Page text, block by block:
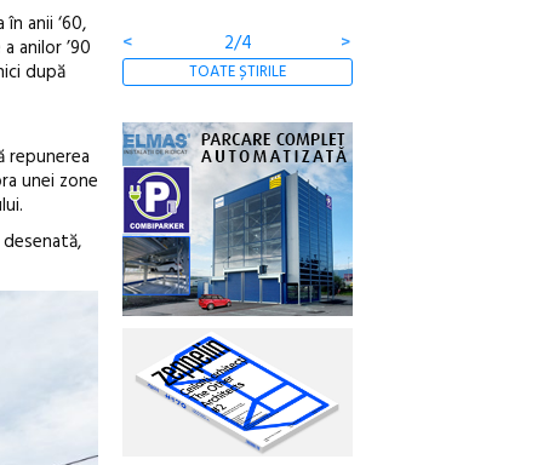
anii ‘60,
anilor ’90
după
repunerea
unei zone
<
3/4 >
TOATE ȘTIRILE